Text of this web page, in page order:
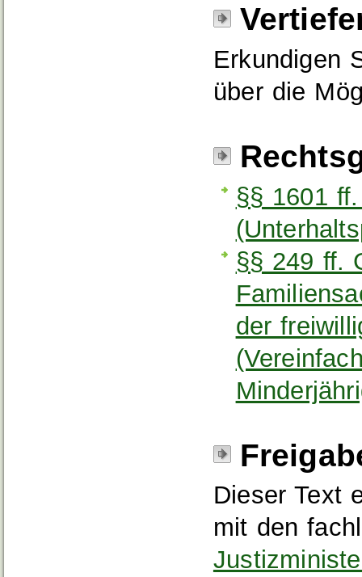
Erkundigen
über die
§§ 1601
§§ 249 ff.
der
Dieser Text
mit den